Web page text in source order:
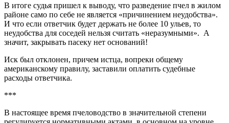
В итоге судья пришел к выводу, что разведение пчел в жилом
районе само по себе не является «причинением неудобства».
И что если ответчик будет держать не более 10 ульев, то
неудобства для соседей нельзя считать «неразумными». А
значит, закрывать пасеку нет оснований!
Иск был отклонен, причем истца, вопреки общему
американскому правилу, заставили оплатить судебные
расходы ответчика.
***
В настоящее время пчеловодство в значительной степени